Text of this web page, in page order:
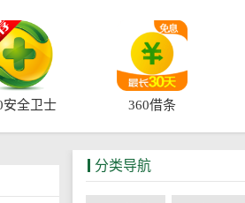
安全卫士 360借条
分类导航